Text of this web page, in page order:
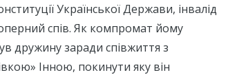
Української Держави, інвалід
спів. Як компромат йому
дружину заради співжиття з
Інною, покинути яку він